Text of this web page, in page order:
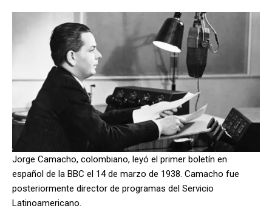
Jorge Camacho, colombiano, leyó el primer boletín en
español de la BBC el 14 de marzo de 1938. Camacho fue
posteriormente director de programas del Servicio
Latinoamericano.